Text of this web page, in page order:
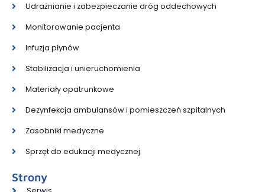
Udrażnianie i zabezpieczanie dróg oddechowych
Monitorowanie pacjenta
Infuzja płynów
Stabilizacja i unieruchomienia
Materiały opatrunkowe
Dezynfekcja ambulansów i pomieszczeń szpitalnych
Zasobniki medyczne
Sprzęt do edukacji medycznej
Strony